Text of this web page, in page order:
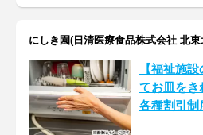
にしき園(日清医療食品株式会社 北東
【福祉施
てお皿をき
各種割引制